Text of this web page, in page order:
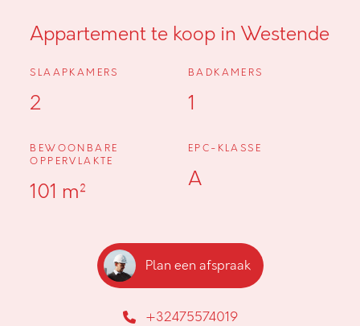
Appartement te koop in Westende
SLAAPKAMERS
2
BADKAMERS
1
BEWOONBARE
OPPERVLAKTE
101 m²
EPC-KLASSE
A
Plan een afspraak
+32475574019